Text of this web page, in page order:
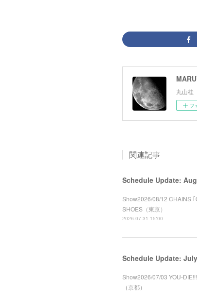
丸山桂
フ
関連記事
Schedule Update:
Show2026/08/12 CHAINS
SHOES（東京）
2026.07.31 15:00
Schedule Update:
Show2026/07/03 YOU-
（京都）